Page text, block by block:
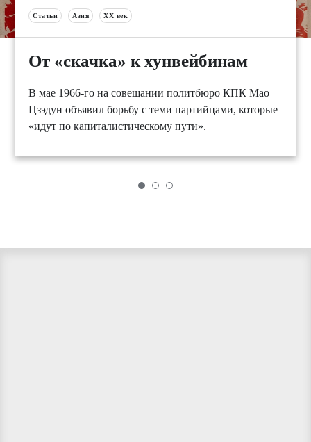
Статьи Азия XX век
От «скачка» к хунвейбинам
В мае 1966-го на совещании политбюро КПК Мао
Цзэдун объявил борьбу с теми партийцами, которые
«идут по капиталистическому пути».